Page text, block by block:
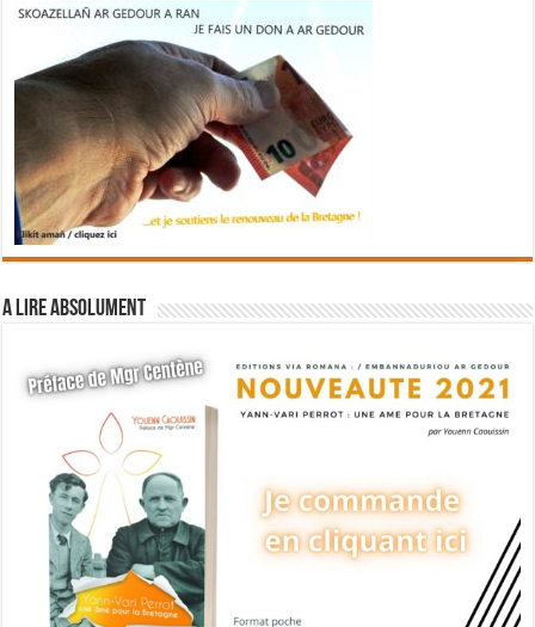
A lire absolument